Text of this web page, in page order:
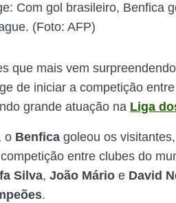
Com gol brasileiro, Benfica
(Foto: AFP)
que mais vem
de iniciar a competição
grande atuação na Liga
o Benfica goleou os
entre clubes do
Silva, João Mário e David
.